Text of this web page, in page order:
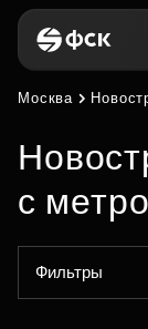
Москва
с
Фильтры